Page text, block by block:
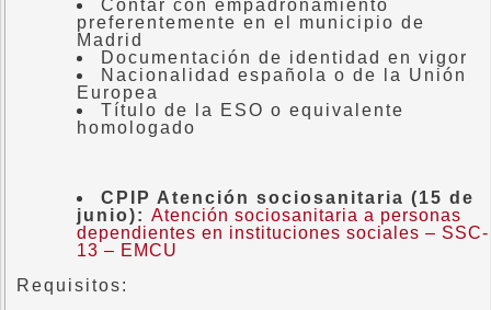
Contar con empadronamiento
preferentemente en el municipio de
Madrid
Documentación de identidad en vigor
Nacionalidad española o de la Unión
Europea
Título de la ESO o equivalente
homologado
CPIP Atención sociosanitaria (15 de
junio): Atención sociosanitaria a personas
dependientes en instituciones sociales – SSC-
13 – EMCU
Requisitos: